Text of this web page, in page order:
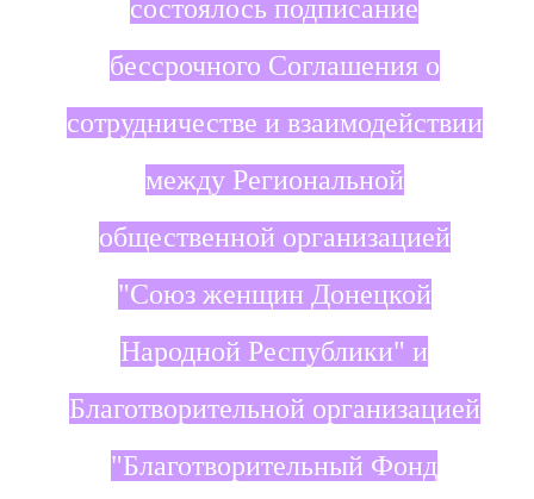
состоялось подписание
бессрочного Соглашения о
сотрудничестве и взаимодействии
между Региональной
общественной организацией
"Союз женщин Донецкой
Народной Республики" и
Благотворительной организацией
"Благотворительный Фонд